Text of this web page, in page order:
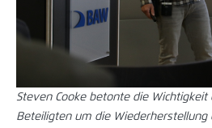
Steven Cooke betonte die
Beteiligten um die Wiederherstellung